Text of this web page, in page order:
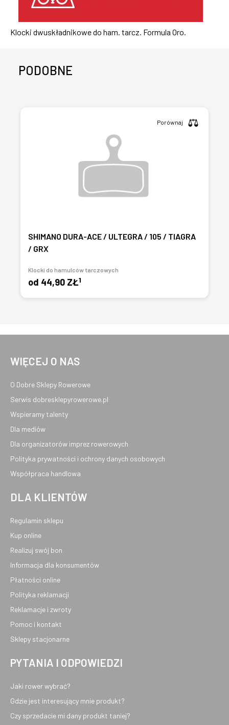
Klocki dwuskładnikowe do ham. tarcz. Formula Oro.
PODOBNE
SHIMANO DURA-ACE / ULTEGRA / 105 / TIAGRA
/ GRX
Klocki do hamulców tarczowych
od 44,90 ZŁ1
Porównaj
WIĘCEJ O NAS
O Dobre Sklepy Rowerowe
Serwis dobresklepyrowerowe.pl
Wspieramy talenty
Dla mediów
Dla organizatorów imprez rowerowych
Polityka prywatności i ochrony danych osobowych
Współpraca handlowa
DLA KLIENTÓW
Regulamin sklepu
Kup online
Realizuj swój bon
Informacja dla konsumentów
Płatności online
Polityka reklamacji
Reklamacje i zwroty
Pomoc i kontakt
Sklepy stacjonarne
PYTANIA I ODPOWIEDZI
Jaki rower wybrać?
Gdzie jest interesujący mnie produkt?
Czy sprzedacie mi dany produkt taniej?